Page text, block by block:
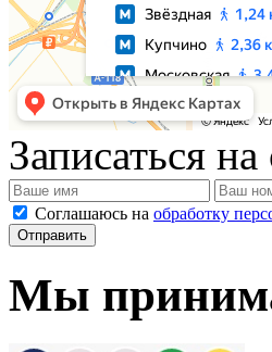
Записаться на
Соглашаюсь на обработку
Мы